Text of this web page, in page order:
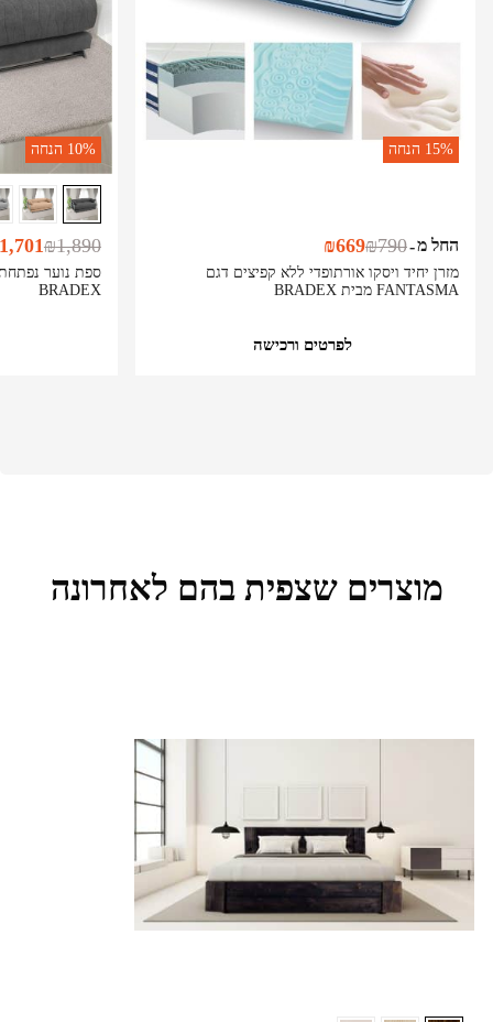
15% הנחה
מזרן יחיד ויסקו אורתופדי ללא קפיצים דגם
FANTASMA מבית BRADEX
החל מ-
₪790
₪669
לפרטים ורכישה
10% הנחה
BRADEX
₪1,890
מוצרים שצפית בהם לאחרונה